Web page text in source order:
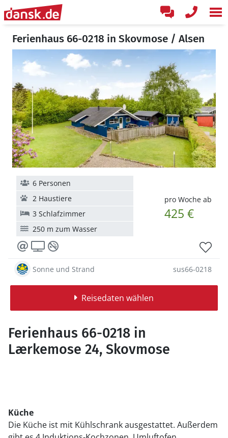
Ferienhaus 66-0218 in Skovmose / Alsen
pro Woche ab
425 €
6 Personen
2 Haustiere
3 Schlafzimmer
250 m zum Wasser
Sonne und Strand sus66-0218
Reisedaten wählen
Ferienhaus 66-0218 in
Lærkemose 24, Skovmose
Küche
Die Küche ist mit Kühlschrank ausgestattet. Außerdem